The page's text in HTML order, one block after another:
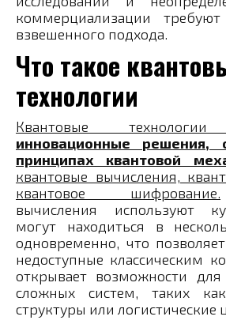
коммерциализации
взвешенного подхода.
Что такое
технологии
Квантовые
инновационные решения,
принципах квантовой
квантовые вычисления,
квантовое шифрование.
вычисления используют
могут находиться в
одновременно, что
недоступные классическим
открывает возможности
сложных систем, таких
структуры или логистические